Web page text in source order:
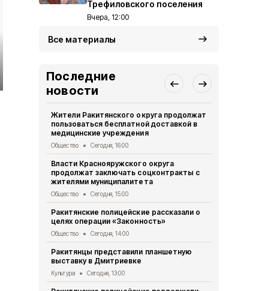
Трефиловского поселения
Вчера, 12:00
Все материалы
Последние
новости
Жители Ракитянского округа продолжат
пользоваться бесплатной доставкой в
медицинские учреждения
Общество Сегодня, 16:00
Власти Краснояружского округа
продолжат заключать соцконтракты с
жителями муниципалитета
Общество Сегодня, 15:00
Ракитянские полицейские рассказали о
целях операции «Законность»
Общество Сегодня, 14:00
Ракитянцы представили планшетную
выставку в Дмитриевке
Культура Сегодня, 13:00